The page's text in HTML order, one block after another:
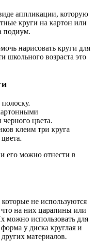
аппликации, которую
круги на картон или
подиум.
нарисовать круги для
школьного возраста это
цвета.
клеим три круга
его можно отнести в
не используются
на них царапины или
можно использовать для
у диска круглая и
материалов.